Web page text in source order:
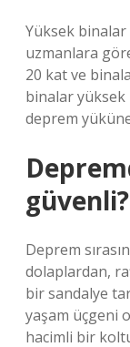
Yüksek binalar
uzmanlara
20 kat ve
binalar yüksek
deprem
güvenli?
Deprem
dolaplardan,
bir sandalye
yaşam üçgeni
hacimli bir